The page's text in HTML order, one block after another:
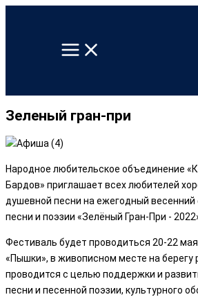
содержимому
Зеленый гран-при
Народное любительское объединение
Бардов» приглашает всех любителей
душевной песни на ежегодный
песни и поэзии «Зелёный Гран-При -
Фестиваль будет проводиться 20-22
«Пышки», в живописном месте на берегу
проводится с целью поддержки и
песни и песенной поэзии, культурного